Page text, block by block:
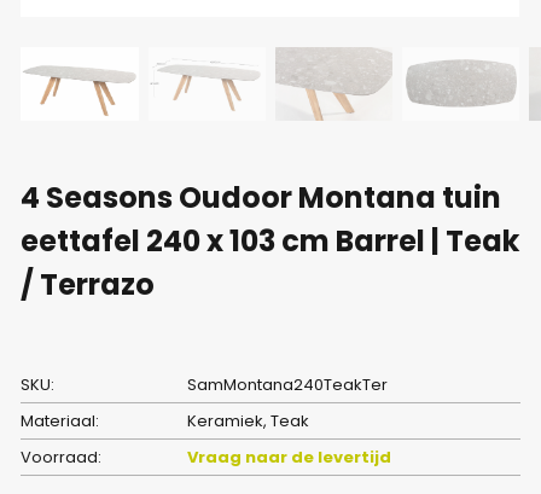
4 Seasons Oudoor Montana tuin
eettafel 240 x 103 cm Barrel | Teak
/ Terrazo
SKU:
SamMontana240TeakTer
Materiaal:
Keramiek, Teak
Voorraad:
Vraag naar de levertijd